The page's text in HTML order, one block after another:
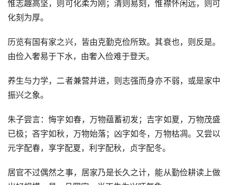
惟志趣高坚，则可化柔为刚；清则易刻，惟襟怀闲远，则可
化刻为厚。
历览有国有家之兴，皆由克勤克俭所致。其衰也，则反是。
由俭入奢易于下水，由奢入俭难于登天。
养生与力学，二者兼营并进，则志强而身亦不弱，或是家中
振兴之象。
朱子尝言：悔字如春，万物蕴蓄初发；吉字如夏，万物茂盛
已极；吝字如秋，万物始落；凶字如冬，万物枯凋。又尝以
元字配春，享字配夏，利字配秋，贞字配冬。
居官不过偶然之事，居家乃是长久之计，能从勤俭耕读上做